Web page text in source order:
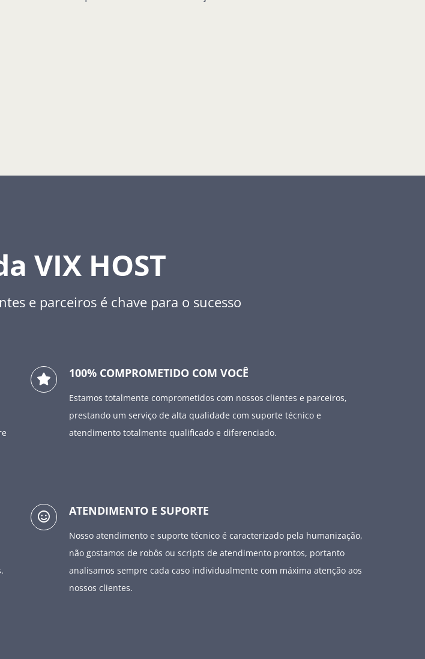
VIX HOST
e parceiros é chave para o sucesso
100% COMPROMETIDO COM VOCÊ
Estamos totalmente comprometidos com nossos clientes e parceiros,
prestando um serviço de alta qualidade com suporte técnico e
atendimento totalmente qualificado e diferenciado.
ATENDIMENTO E SUPORTE
Nosso atendimento e suporte técnico é caracterizado pela humanização,
não gostamos de robôs ou scripts de atendimento prontos, portanto
analisamos sempre cada caso individualmente com máxima atenção aos
nossos clientes.